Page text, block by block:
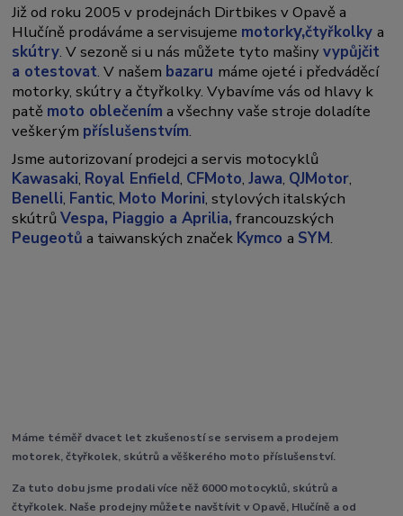
Již od roku 2005 v prodejnách Dirtbikes v Opavě a
Hlučíně prodáváme a servisujeme motorky,čtyřkolkya
skútry. V sezoně si u nás můžete tyto mašinyvypůjčit
a otestovat. V našem bazaru máme ojeté i předváděcí
motorky, skútry a čtyřkolky. Vybavíme vás od hlavy k
patě moto oblečením a všechny vaše stroje doladíte
veškerým příslušenstvím.
Jsme autorizovaní prodejci a servis motocyklů
Kawasaki, Royal Enfield, CFMoto,Jawa, QJMotor,
Benelli, Fantic, Moto Morini, stylových italských
skútrůVespa, Piaggio a Aprilia, francouzských
Peugeotů a taiwanských značek Kymcoa SYM.
Máme téměř dvacet let zkušeností se servisem a prodejem
motorek, čtyřkolek, skútrů a věškerého moto příslušenství.
Za tuto dobu jsme prodali více něž 6000 motocyklů, skútrů a
čtyřkolek. Naše prodejny můžete navštívit v Opavě, Hlučíně a od